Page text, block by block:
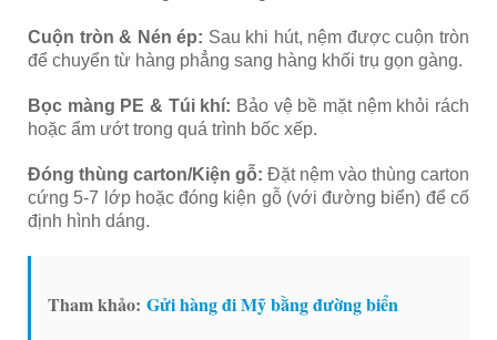
Cuộn tròn & Nén ép: Sau khi hút, nệm được cuộn tròn
để chuyển từ hàng phẳng sang hàng khối trụ gọn gàng.
Bọc màng PE & Túi khí: Bảo vệ bề mặt nệm khỏi rách
hoặc ẩm ướt trong quá trình bốc xếp.
Đóng thùng carton/Kiện gỗ: Đặt nệm vào thùng carton
cứng 5-7 lớp hoặc đóng kiện gỗ (với đường biển) để cố
định hình dáng.
Tham khảo: Gửi hàng đi Mỹ bằng đường biển